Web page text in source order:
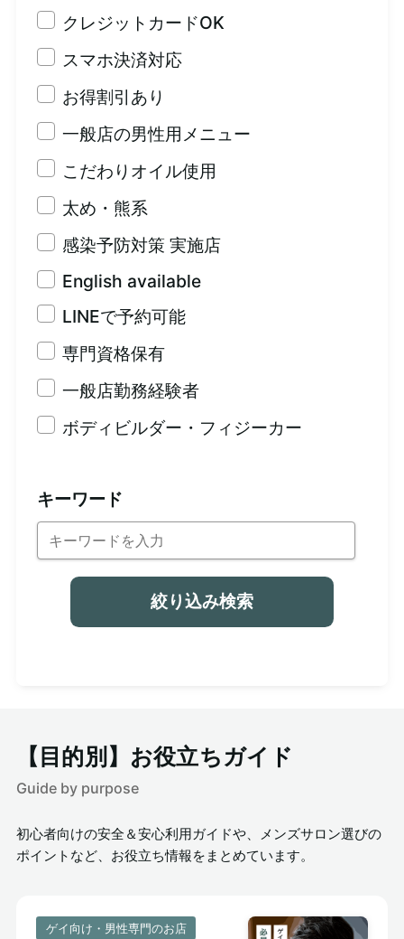
クレジットカードOK
スマホ決済対応
お得割引あり
一般店の男性用メニュー
こだわりオイル使用
太め・熊系
感染予防対策 実施店
English available
LINEで予約可能
専門資格保有
一般店勤務経験者
ボディビルダー・フィジーカー
キーワード
絞り込み検索
【目的別】お役立ちガイド
Guide by purpose
初心者向けの安全＆安心利用ガイドや、メンズサロン選びの
ポイントなど、お役立ち情報をまとめています。
ゲイ向け・男性専門のお店